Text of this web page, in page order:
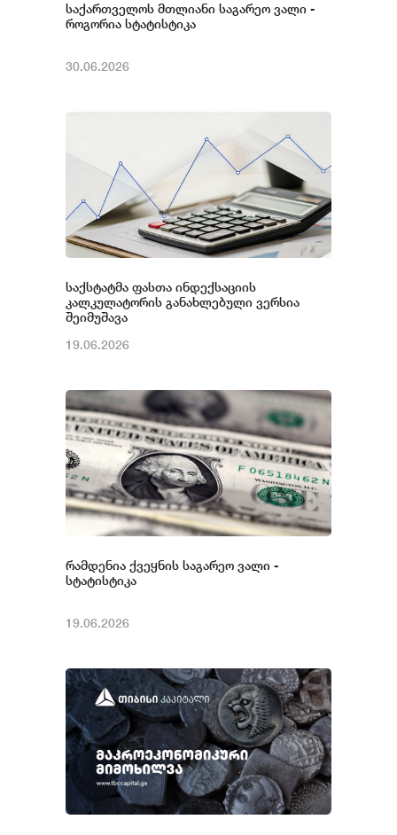
საქართველოს მთლიანი საგარეო ვალი -
როგორია სტატისტიკა
30.06.2026
საქსტატმა ფასთა ინდექსაციის
კალკულატორის განახლებული ვერსია
შეიმუშავა
19.06.2026
რამდენია ქვეყნის საგარეო ვალი -
სტატისტიკა
19.06.2026